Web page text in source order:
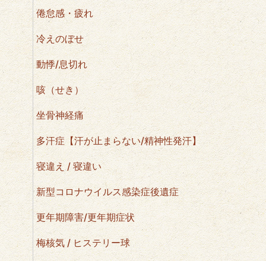
倦怠感・疲れ
冷えのぼせ
動悸/息切れ
咳（せき）
坐骨神経痛
多汗症【汗が止まらない/精神性発汗】
寝違え / 寝違い
新型コロナウイルス感染症後遺症
更年期障害/更年期症状
梅核気 / ヒステリー球